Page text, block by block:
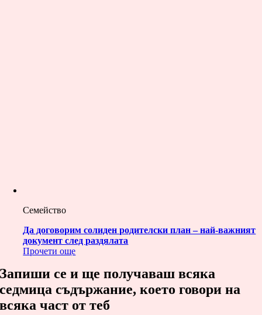
Семейство
Да договорим солиден родителски план – най-важният
документ след раздялата
Прочети още
Запиши се и ще получаваш всяка
седмица съдържание, което говори на
всяка част от теб